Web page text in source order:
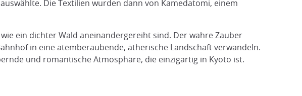
Die Textilien wurden dann von Kamedatomi, einem
ein dichter Wald aneinandergereiht sind. Der wahre Zauber
in eine atemberaubende, ätherische Landschaft verwandeln.
und romantische Atmosphäre, die einzigartig in Kyoto ist.